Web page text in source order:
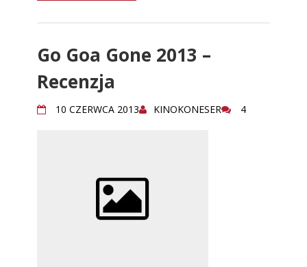
Go Goa Gone 2013 –
Recenzja
10 CZERWCA 2013 KINOKONESER 4